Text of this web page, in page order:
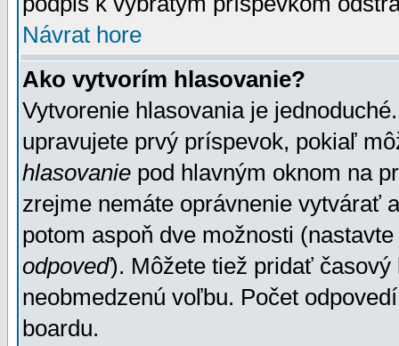
Návrat hore
Ako vytvorím hlasovanie?
Vytvorenie hlasovania je
upravujete prvý príspevok, pokiaľ
hlasovanie pod hlavným oknom na
zrejme nemáte oprávnenie vytvárať
potom aspoň dve možnosti
odpoveď). Môžete tiež pridať
neobmedzenú voľbu. Počet
boardu.